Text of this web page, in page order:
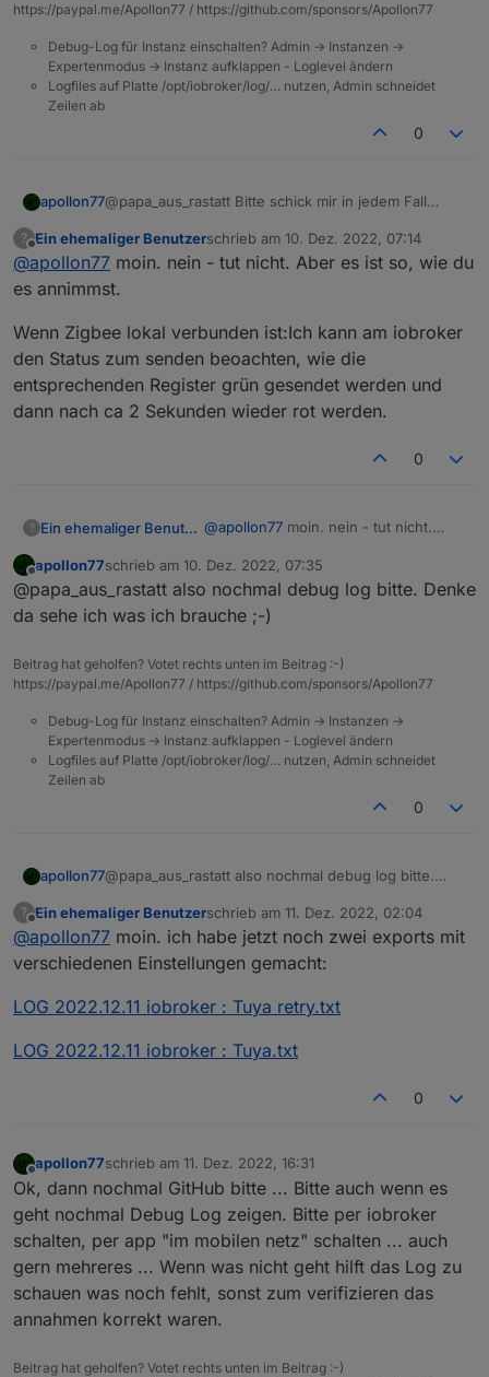
https://paypal.me/Apollon77 / https://github.com/sponsors/Apollon77
Debug-Log für Instanz einschalten? Admin -> Instanzen ->
Expertenmodus -> Instanz aufklappen - Loglevel ändern
Logfiles auf Platte /opt/iobroker/log/… nutzen, Admin schneidet
Zeilen ab
0
apollon77@papa_aus_rastatt Bitte schick mir in jedem Fall
den adapter, auch wenns tut. Bitte auch in der App
(nicht im WLAN sondern mobil internet) was schalten
weil das was ich noch unsicher bin ist ob das Live
sehen. Also ich glaube das steuern geht aber die
ich das log
?
Offline
Ein ehemaliger Benutzerschrieb am 10. Dez. 2022, 07:14
zuletzt editiert von
@apollon77 moin. nein - tut nicht. Aber es ist so, wie du
es annimmst.
Wenn Zigbee lokal verbunden ist:Ich kann am iobroker
den Status zum senden beoachten, wie die
entsprechenden Register grün gesendet werden und
dann nach ca 2 Sekunden wieder rot werden.
0
? Ein ehemaliger Benutzer @apollon77 moin. nein - tut nicht.
Wenn Zigbee lokal verbunden ist:Ich
kann am iobroker den Status zum
senden beoachten, wie die
Sekunden wieder rot werden.
apollon77schrieb am 10. Dez. 2022, 07:35
zuletzt editiert von
@papa_aus_rastatt also nochmal debug log bitte. Denke
da sehe ich was ich brauche ;-)
Beitrag hat geholfen? Votet rechts unten im Beitrag :-)
https://paypal.me/Apollon77 / https://github.com/sponsors/Apollon77
Debug-Log für Instanz einschalten? Admin -> Instanzen ->
Expertenmodus -> Instanz aufklappen - Loglevel ändern
Logfiles auf Platte /opt/iobroker/log/… nutzen, Admin schneidet
Zeilen ab
0
apollon77@papa_aus_rastatt also nochmal debug log bitte.
?
Offline
Ein ehemaliger Benutzerschrieb am 11. Dez. 2022, 02:04
zuletzt editiert von
@apollon77 moin. ich habe jetzt noch zwei exports mit
verschiedenen Einstellungen gemacht:
LOG 2022.12.11 iobroker : Tuya retry.txt
LOG 2022.12.11 iobroker : Tuya.txt
0
Offline
apollon77schrieb am 11. Dez. 2022, 16:31
zuletzt editiert von
Ok, dann nochmal GitHub bitte ... Bitte auch wenn es
geht nochmal Debug Log zeigen. Bitte per iobroker
schalten, per app "im mobilen netz" schalten ... auch
gern mehreres ... Wenn was nicht geht hilft das Log zu
schauen was noch fehlt, sonst zum verifizieren das
annahmen korrekt waren.
Beitrag hat geholfen? Votet rechts unten im Beitrag :-)